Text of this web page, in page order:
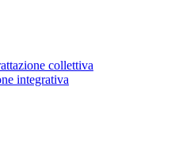
collettiva
integrativa